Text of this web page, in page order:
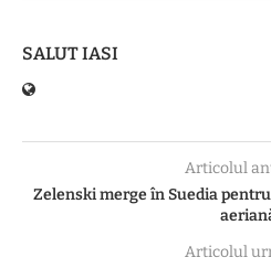
SALUT IASI
Articolul
Zelenski merge în Suedia
Articolul